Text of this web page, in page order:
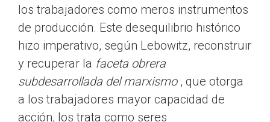
los trabajadores como meros instrumentos
de producción. Este desequilibrio histórico
hizo imperativo, según Lebowitz, reconstruir
y recuperar la faceta obrera
subdesarrollada del marxismo, que otorga
a los trabajadores mayor capacidad de
acción, los trata como seres